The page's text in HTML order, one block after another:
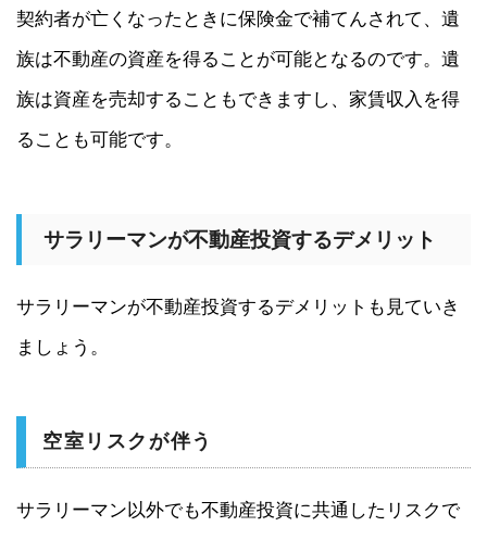
契約者が亡くなったときに保険金で補てんされて、遺
族は不動産の資産を得ることが可能となるのです。遺
族は資産を売却することもできますし、家賃収入を得
ることも可能です。
サラリーマンが不動産投資するデメリット
サラリーマンが不動産投資するデメリットも見ていき
ましょう。
空室リスクが伴う
サラリーマン以外でも不動産投資に共通したリスクで